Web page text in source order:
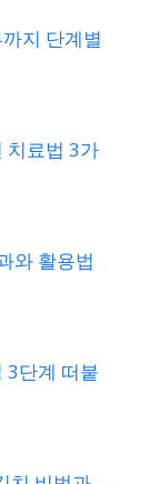
지 단계별
치료법 3가
와 활용법
3단계 떠붙